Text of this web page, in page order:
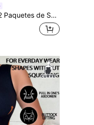
Corsé Moldeador con Cierre Ajustable + Short Muslo Medio Calado - Control de Abdomen, Cintura, Muslos y Brazos